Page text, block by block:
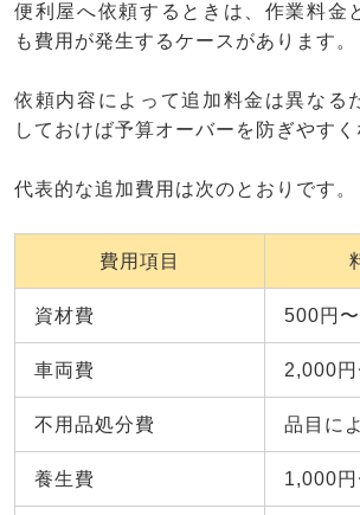
便利屋へ依頼するときは、作業料金
も費用が発生するケースがあります。
依頼内容によって追加料金は異なる
しておけば予算オーバーを防ぎやすく
代表的な追加費用は次のとおりです。
費用項目
資材費 500円
車両費 2,000
不用品処分費 品目に
養生費 1,000